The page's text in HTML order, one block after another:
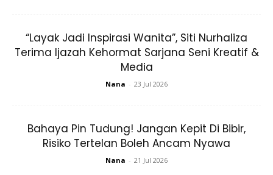
akan menjejaska aktiviti yang akan dilakukan keesokan
harinya.
“Layak Jadi Inspirasi Wanita”, Siti Nurhaliza
Terima Ijazah Kehormat Sarjana Seni Kreatif &
Media
Nana - 23 Jul 2026
Bahaya Pin Tudung! Jangan Kepit Di Bibir,
Risiko Tertelan Boleh Ancam Nyawa
Nana - 21 Jul 2026